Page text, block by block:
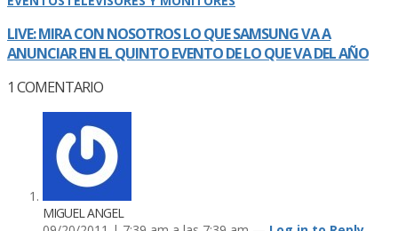
LIVE: MIRA CON NOSOTROS LO QUE SAMSUNG VA A
ANUNCIAR EN EL QUINTO EVENTO DE LO QUE VA DEL AÑO
1 COMENTARIO
MIGUEL ANGEL